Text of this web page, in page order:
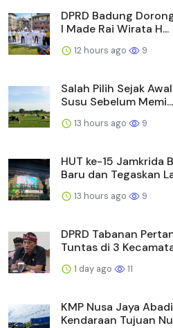
DPRD Badung
I Made Rai Wirata H...
12 hours ago 9
Salah Pilih Sejak
Susu Sebelum Memi...
13 hours ago 9
HUT ke-15 Jamkrida
Baru dan Tegaskan
13 hours ago 9
DPRD Tabanan
Tuntas di 3
1 day ago 11
KMP Nusa Jaya
Kendaraan Tujuan